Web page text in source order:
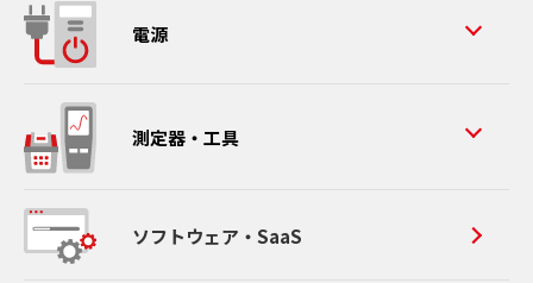
電源
測定器・工具
ソフトウェア・SaaS